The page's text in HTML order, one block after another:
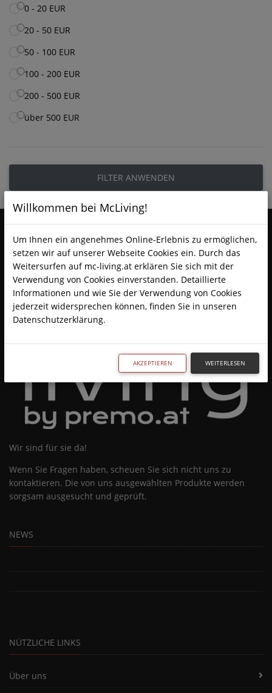
0 - 20 EUR
20 - 50 EUR
50 - 100 EUR
100 - 200 EUR
200 - 500 EUR
über 500 EUR
FILTER ANWENDEN
Wir sind für sie da!
Wenn Sie Fragen haben, scheuen Sie sich nicht uns zu
kontaktieren. Die von uns ausgewählten Produkte werden
sorgsam ausgesucht und geprüft.
NEWS
NÜTZLICHE LINKS
Über uns
Willkommen bei McLiving!
Um Ihnen ein angenehmes Online-Erlebnis zu ermöglichen,
setzen wir auf unserer Webseite Cookies ein. Durch das
Weitersurfen auf mc-living.at erklären Sie sich mit der
Verwendung von Cookies einverstanden. Detaillierte
Informationen und wie Sie der Verwendung von Cookies
jederzeit widersprechen können, finden Sie in unseren
Datenschutzerklärung.
AKZEPTIEREN WEITERLESEN